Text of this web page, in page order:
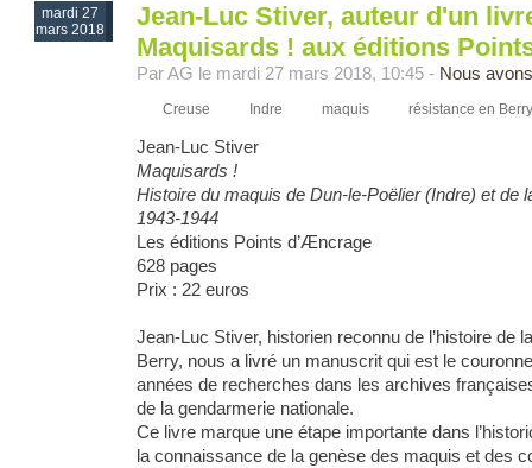
mardi 27
mars 2018
Jean-Luc Stiver, auteur d'un
Maquisards ! aux éditions
Par AG le mardi 27 mars 2018, 10:45 - Nous
Creuse Indre maquis résistance en Berry
Jean-Luc Stiver
Maquisards !
Histoire du maquis de Dun-le-Poëlier (Indre) et de
1943-1944
Les éditions Points d’Æncrage
628 pages
Prix : 22 euros
Jean-Luc Stiver, historien reconnu de l’histoire de
Berry, nous a livré un manuscrit qui est le
années de recherches dans les archives
de la gendarmerie nationale.
Ce livre marque une étape importante dans
la connaissance de la genèse des maquis et des